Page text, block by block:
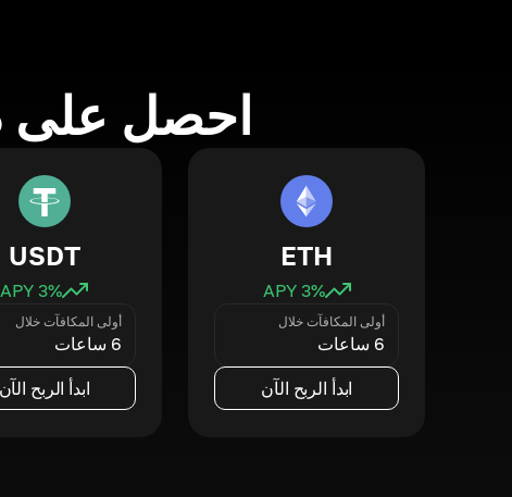
احصل على
ETH
3% APY
أولى المكافآت خلال
6 ساعات
ابدأ الربح الآن
USDT
3% APY
أولى المكافآت خلال
6 ساعات
ابدأ الربح الآن